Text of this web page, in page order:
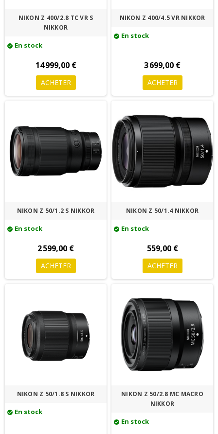
NIKON Z 400/2.8 TC VR S
NIKKOR
check_circle En stock
14 999,00 €
ACHETER
NIKON Z 400/4.5 VR NIKKOR
check_circle En stock
3 699,00 €
ACHETER
NIKON Z 50/1.2 S NIKKOR
check_circle En stock
2 599,00 €
ACHETER
NIKON Z 50/1.4 NIKKOR
check_circle En stock
559,00 €
ACHETER
NIKON Z 50/1.8 S NIKKOR
check_circle En stock
NIKON Z 50/2.8 MC MACRO
NIKKOR
check_circle En stock